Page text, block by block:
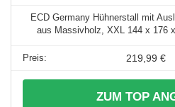
ECD Germany Hühnerstall mit
aus Massivholz, XXL 144 x 176
219,99 €
ZUM TOP